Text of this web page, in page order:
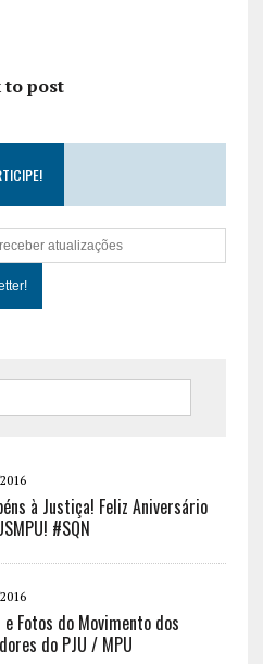
to post
à Justiça! Feliz Aniversário
#SQN
e Fotos do Movimento dos
do PJU / MPU